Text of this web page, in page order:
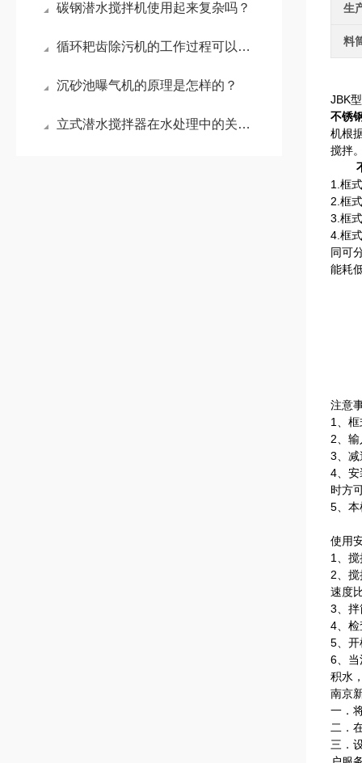
碳钢潜水搅拌机使用起来复杂吗？
循环耙齿除污机的工作过程可以概括为：拦截、提升和卸料
沉砂池曝气机的原理是怎样的？
立式潜水搅拌器在水处理中的关键作用？
生
料
JBK
不锈
机根
搅拌
不
1.框
2.框
3.框
4.框
同可
能耗
注意
1、
2、
3、减
4、
时方
5、本
使用
1、
2、
速度
3、拌
4、检
5、开
6、
积水
南京
一．
二．
三．